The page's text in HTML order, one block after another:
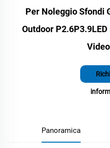
Per Noleggio Sfondi
Outdoor
Panoramica